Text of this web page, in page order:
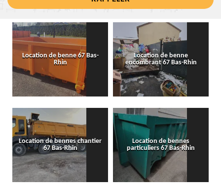
Location de benne 67 Bas-
Rhin
Location de benne
encombrant 67 Bas-Rhin
Location de bennes chantier
67 Bas-Rhin
Location de bennes
particuliers 67 Bas-Rhin